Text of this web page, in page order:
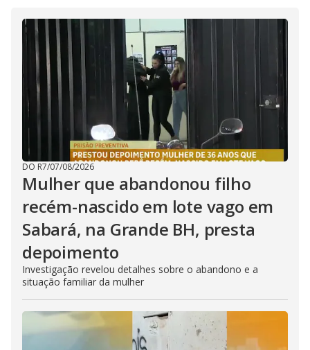
DO R7/07/08/2026
Mulher que abandonou filho
recém-nascido em lote vago em
Sabará, na Grande BH, presta
depoimento
Investigação revelou detalhes sobre o abandono e a
situação familiar da mulher